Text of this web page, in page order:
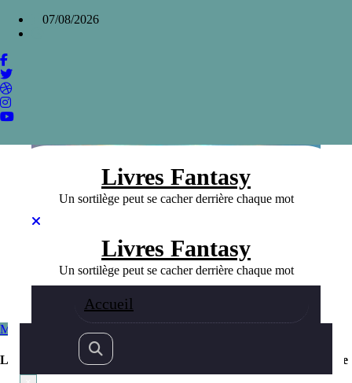
contenu
07/08/2026
Livres Fantasy
Un sortilège peut se cacher derrière chaque mot
Livres Fantasy
Un sortilège peut se cacher derrière chaque mot
Accueil
Les voies d’Anubis de Tim Powers, voyage
temporel et occultisme
Meilleurs livres Fantasy
Les voies d’Anubis de Tim Powers, voyage temporel et occultisme